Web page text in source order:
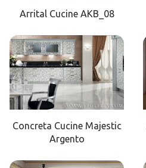
Arrital Cucine AKB_08
Concreta Cucine Majestic
Argento